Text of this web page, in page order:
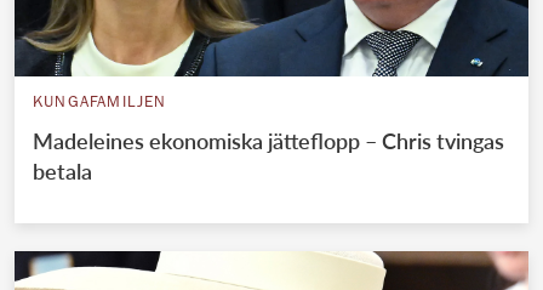
KUNGAFAMILJEN
Madeleines ekonomiska jätteflopp – Chris tvingas
betala